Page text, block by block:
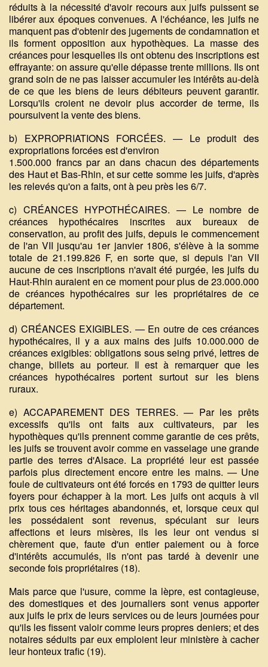
réduits à la nécessité d'avoir recours aux juifs puissent se
libérer aux époques convenues. A l'échéance, les juifs ne
manquent pas d'obtenir des jugements de condamnation et
ils forment opposition aux hypothèques. La masse des
créances pour lesquelles ils ont obtenu des inscriptions est
effrayante: on assure qu'elle dépasse trente millions. Ils ont
grand soin de ne pas laisser accumuler les intérêts au-delà
de ce que les biens de leurs débiteurs peuvent garantir.
Lorsqu'ils croient ne devoir plus accorder de terme, ils
poursuivent la vente des biens.
b) EXPROPRIATIONS FORCÉES. — Le produit des
expropriations forcées est d'environ
1.500.000 francs par an dans chacun des départements
des Haut et Bas-Rhin, et sur cette somme les juifs, d'après
les relevés qu'on a faits, ont à peu près les 6/7.
c) CRÉANCES HYPOTHÉCAIRES. — Le nombre de
créances hypothécaires inscrites aux bureaux de
conservation, au profit des juifs, depuis le commencement
de l'an VII jusqu'au 1er janvier 1806, s'élève à la somme
totale de 21.199.826 F, en sorte que, si depuis l'an VII
aucune de ces inscriptions n'avait été purgée, les juifs du
Haut-Rhin auraient en ce moment pour plus de 23.000.000
de créances hypothécaires sur les propriétaires de ce
département.
d) CRÉANCES EXIGIBLES. — En outre de ces créances
hypothécaires, il y a aux mains des juifs 10.000.000 de
créances exigibles: obligations sous seing privé, lettres de
change, billets au porteur. Il est à remarquer que les
créances hypothécaires portent surtout sur les biens
ruraux.
e) ACCAPAREMENT DES TERRES. — Par les prêts
excessifs qu'ils ont faits aux cultivateurs, par les
hypothèques qu'ils prennent comme garantie de ces prêts,
les juifs se trouvent avoir comme en vasselage une grande
partie des terres d'Alsace. La propriété leur est passée
parfois plus directement encore entre les mains. — Une
foule de cultivateurs ont été forcés en 1793 de quitter leurs
foyers pour échapper à la mort. Les juifs ont acquis à vil
prix tous ces héritages abandonnés, et, lorsque ceux qui
les possédaient sont revenus, spéculant sur leurs
affections et leurs misères, ils les leur ont vendus si
chèrement que, faute d'un entier paiement ou à force
d'intérêts accumulés, ils n'ont pas tardé à devenir une
seconde fois propriétaires (18).
Mais parce que l'usure, comme la lèpre, est contagieuse,
des domestiques et des journaliers sont venus apporter
aux juifs le prix de leurs services ou de leurs journées pour
qu'ils les fissent valoir comme leurs propres deniers; et des
notaires séduits par eux emploient leur ministère à cacher
leur honteux trafic (19).